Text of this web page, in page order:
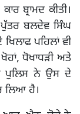
ਬ੍ਰਾਮਦ ਕੀਤੀ।
ਬਲਦੇਵ ਸਿੰਘ
ਪਹਿਲਾਂ ਵੀ
ਧੋਖਾਧੜੀ ਅਤੇ
ਪੁਲਿਸ ਨੇ ਉਸ ਦੇ
ਲਿਆ ਹੈ।